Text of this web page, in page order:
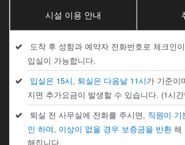
시설 이용 안내
도착 후 성함과 예약자 전화번호로 체크인
입실이 가능합니다.
입실은 15시, 퇴실은 다음날 11시가 기준이
지면 추가요금이 발생할 수 있습니다. (1시
퇴실 전 사무실에 전화를 주시면, 직원이
인 하며, 이상이 없을 경우 보증금을 반환해
해집니다.